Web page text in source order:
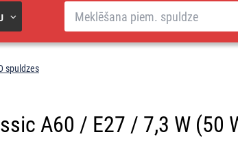
Meklēšana
spuldzes
A60 / E27 / 7,3 W